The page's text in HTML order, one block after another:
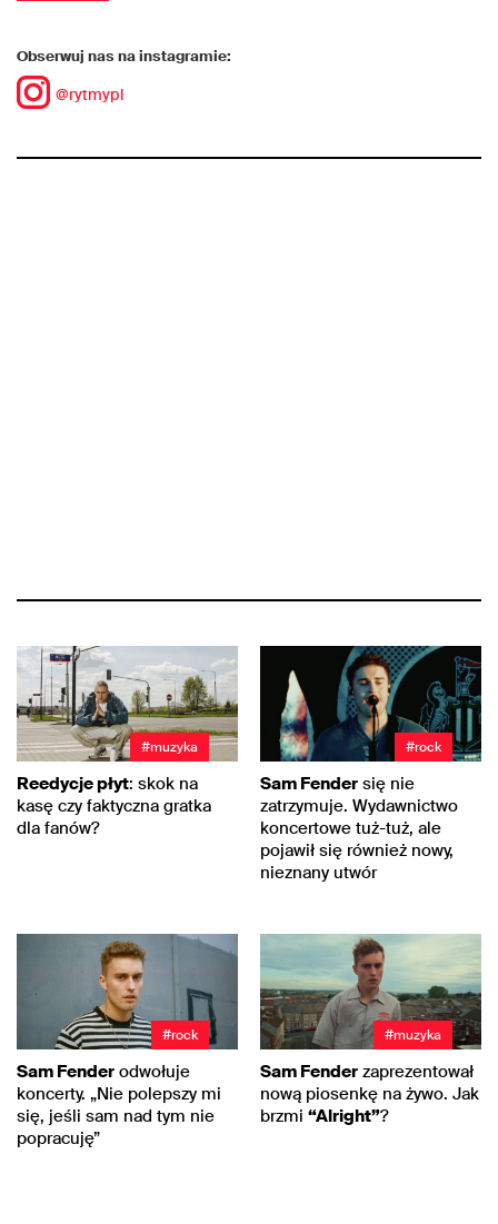
Obserwuj nas na instagramie:
@rytmypl
#muzyka
Reedycje płyt: skok na
kasę czy faktyczna gratka
dla fanów?
#rock
Sam Fender się nie
zatrzymuje. Wydawnictwo
koncertowe tuż-tuż, ale
pojawił się również nowy,
nieznany utwór
#rock
Sam Fender odwołuje
koncerty. „Nie polepszy mi
się, jeśli sam nad tym nie
popracuję”
#muzyka
Sam Fender zaprezentował
nową piosenkę na żywo. Jak
brzmi “Alright”?